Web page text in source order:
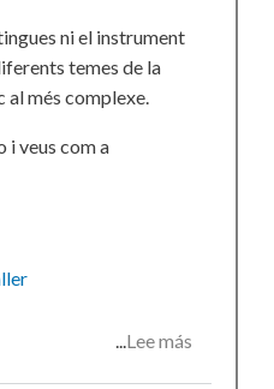
ni el instrument
temes de la
al més complexe.
i veus com a
Lee más